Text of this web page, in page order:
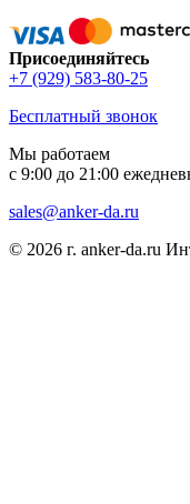
Присоединяйтесь
+7 (929) 583-80-25
Бесплатный звонок
Мы работаем
с 9:00 до 21:00
sales@anker-da.ru
© 2026 г. anker-da.ru